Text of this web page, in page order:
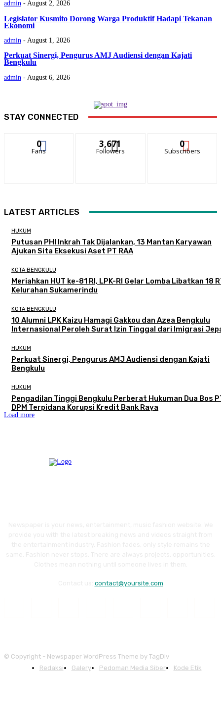
admin - August 2, 2026
Legislator Kusmito Dorong Warga Produktif Hadapi Tekanan
Ekonomi
admin - August 1, 2026
Perkuat Sinergi, Pengurus AMJ Audiensi dengan Kajati
Bengkulu
admin - August 6, 2026
STAY CONNECTED
0
Fans
3,671
Followers
0
Subscribers
LATEST ARTICLES
HUKUM
Putusan PHI Inkrah Tak Dijalankan, 13 Mantan Karyawan
Ajukan Sita Eksekusi Aset PT RAA
KOTA BENGKULU
Meriahkan HUT ke-81 RI, LPK-RI Gelar Lomba Libatkan 18
Kelurahan Sukamerindu
KOTA BENGKULU
‎10 Alumni LPK Kaizu Hamagi Gakkou dan Azea Bengkulu
Internasional Peroleh Surat Izin Tinggal dari Imigrasi
HUKUM
Perkuat Sinergi, Pengurus AMJ Audiensi dengan Kajati
Bengkulu
HUKUM
Pengadilan Tinggi Bengkulu Perberat Hukuman Dua Bos
DPM Terpidana Korupsi Kredit Bank Raya
Load more
contact@yoursite.com
© Copyright - Newspaper WordPress Theme by TagDiv
Redaksi
Galery Pedoman Media Siber Kode Etik